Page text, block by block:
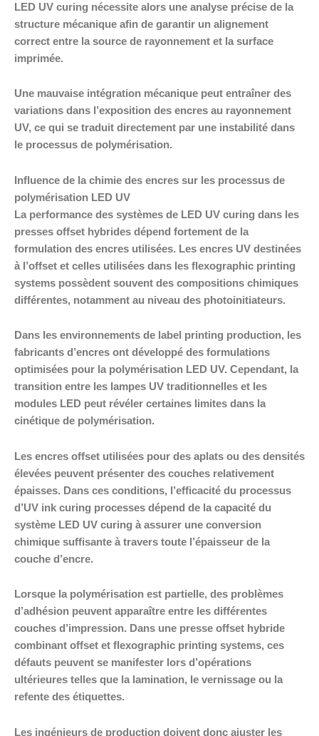
LED UV curing nécessite alors une analyse précise de la
structure mécanique afin de garantir un alignement
correct entre la source de rayonnement et la surface
imprimée.
Une mauvaise intégration mécanique peut entraîner des
variations dans l’exposition des encres au rayonnement
UV, ce qui se traduit directement par une instabilité dans
le processus de polymérisation.
Influence de la chimie des encres sur les processus de
polymérisation LED UV
La performance des systèmes de LED UV curing dans les
presses offset hybrides dépend fortement de la
formulation des encres utilisées. Les encres UV destinées
à l’offset et celles utilisées dans les flexographic printing
systems possèdent souvent des compositions chimiques
différentes, notamment au niveau des photoinitiateurs.
Dans les environnements de label printing production, les
fabricants d’encres ont développé des formulations
optimisées pour la polymérisation LED UV. Cependant, la
transition entre les lampes UV traditionnelles et les
modules LED peut révéler certaines limites dans la
cinétique de polymérisation.
Les encres offset utilisées pour des aplats ou des densités
élevées peuvent présenter des couches relativement
épaisses. Dans ces conditions, l’efficacité du processus
d’UV ink curing processes dépend de la capacité du
système LED UV curing à assurer une conversion
chimique suffisante à travers toute l’épaisseur de la
couche d’encre.
Lorsque la polymérisation est partielle, des problèmes
d’adhésion peuvent apparaître entre les différentes
couches d’impression. Dans une presse offset hybride
combinant offset et flexographic printing systems, ces
défauts peuvent se manifester lors d’opérations
ultérieures telles que la lamination, le vernissage ou la
refente des étiquettes.
Les ingénieurs de production doivent donc ajuster les